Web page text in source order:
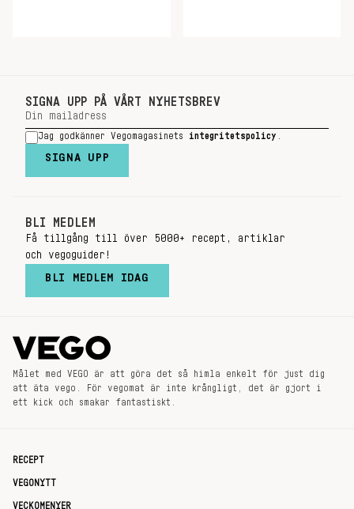
SIGNA UPP PÅ VÅRT NYHETSBREV
Jag godkänner Vegomagasinets integritetspolicy
SIGNA UPP
BLI MEDLEM
Få tillgång till över 5000+ recept, artiklar
och vegoguider!
BLI MEDLEM IDAG
Målet med VEGO är att göra det så himla enkelt för just dig
att äta vego. För vegomat är inte krångligt, det är gjort i
ett kick och smakar fantastiskt.
RECEPT
VEGONYTT
VECKOMENYER